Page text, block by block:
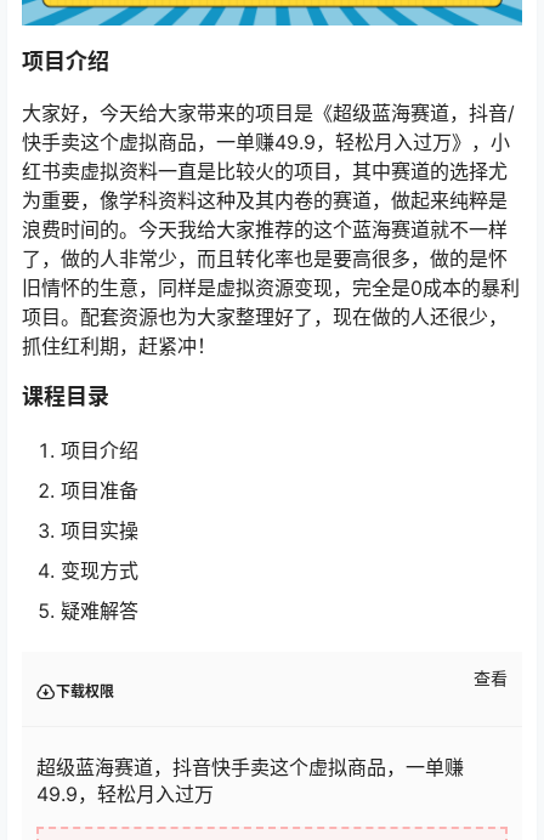
项目介绍
大家好，今天给大家带来的项目是《超级蓝海赛道，抖音/
快手卖这个虚拟商品，一单赚49.9，轻松月入过万》，小
红书卖虚拟资料一直是比较火的项目，其中赛道的选择尤
为重要，像学科资料这种及其内卷的赛道，做起来纯粹是
浪费时间的。今天我给大家推荐的这个蓝海赛道就不一样
了，做的人非常少，而且转化率也是要高很多，做的是怀
旧情怀的生意，同样是虚拟资源变现，完全是0成本的暴利
项目。配套资源也为大家整理好了，现在做的人还很少，
抓住红利期，赶紧冲！
课程目录
项目介绍
项目准备
项目实操
变现方式
疑难解答
下载权限
查看
超级蓝海赛道，抖音快手卖这个虚拟商品，一单赚
49.9，轻松月入过万